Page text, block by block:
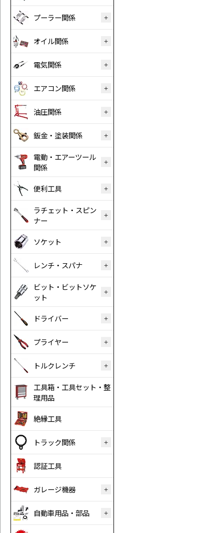
プーラー関係
オイル関係
電気関係
エアコン関係
油圧関係
鈑金・塗装関係
電動・エアーツール
関係
便利工具
ラチェット・スピン
ナー
ソケット
レンチ・スパナ
ビット・ビットソケ
ット
ドライバー
プライヤー
トルクレンチ
工具箱・工具セット・整
理用品
絶縁工具
トラック関係
認証工具
ガレージ機器
自動車用品・部品